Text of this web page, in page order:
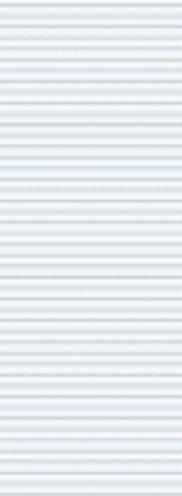
27
36
24
65
40
18
348
41
29
30
20